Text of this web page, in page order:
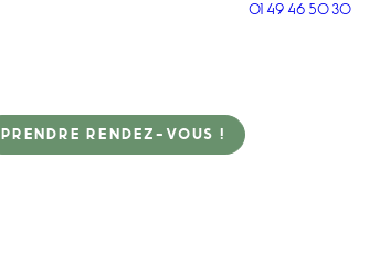
PRENDRE RENDEZ-VOUS !
01 49 46 50 30